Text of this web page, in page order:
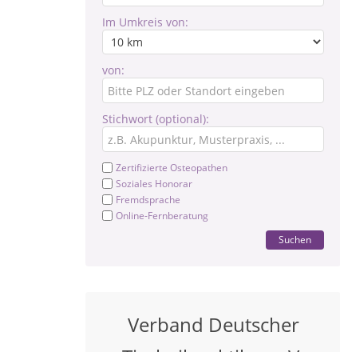
Im Umkreis von:
von:
Stichwort (optional):
Zertifizierte Osteopathen
Soziales Honorar
Fremdsprache
Online-Fernberatung
Suchen
Verband Deutscher